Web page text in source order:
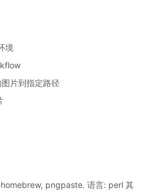
境
片到指定路径
pngpaste. 语言: perl 其